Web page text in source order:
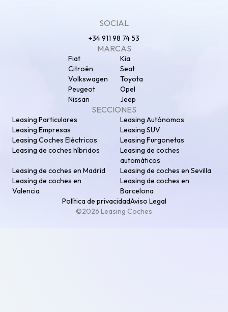
SOCIAL
+34 911 98 74 53
MARCAS
Fiat
Kia
Citroën
Seat
Volkswagen
Toyota
Peugeot
Opel
Nissan
Jeep
SECCIONES
Leasing Particulares
Leasing Autónomos
Leasing Empresas
Leasing SUV
Leasing Coches Eléctricos
Leasing Furgonetas
Leasing de coches híbridos
Leasing de coches
automáticos
Leasing de coches en Madrid
Leasing de coches en Sevilla
Leasing de coches en
Valencia
Leasing de coches en
Barcelona
Política de privacidadAviso Legal
©2026 Leasing Coches